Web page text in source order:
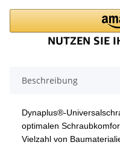
Beschreibung
Dynaplus®-
optimalen
Vielzahl von